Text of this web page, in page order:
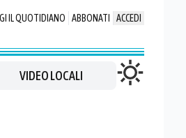
IL QUOTIDIANO ABBONATI ACCEDI
VIDEO LOCALI